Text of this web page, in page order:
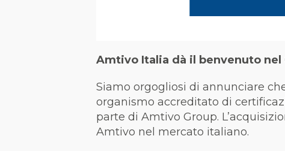
Amtivo Italia dà il benvenuto nel
Siamo orgogliosi di annunciare
organismo accreditato di
parte di Amtivo Group.
Amtivo nel mercato italiano.